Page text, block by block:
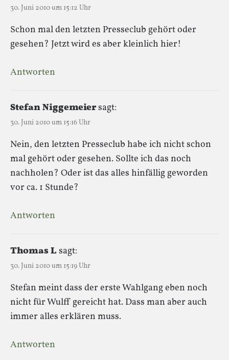
30. Juni 2010 um 15:12 Uhr
Schon mal den letzten Presseclub gehört oder
gesehen? Jetzt wird es aber kleinlich hier!
Antworten
Stefan Niggemeiersagt:
30. Juni 2010 um 15:16 Uhr
Nein, den letzten Presseclub habe ich nicht schon
mal gehört oder gesehen. Sollte ich das noch
nachholen? Oder ist das alles hinfällig geworden
vor ca. 1 Stunde?
Antworten
Thomas Lsagt:
30. Juni 2010 um 15:19 Uhr
Stefan meint dass der erste Wahlgang eben noch
nicht für Wulff gereicht hat. Dass man aber auch
immer alles erklären muss.
Antworten